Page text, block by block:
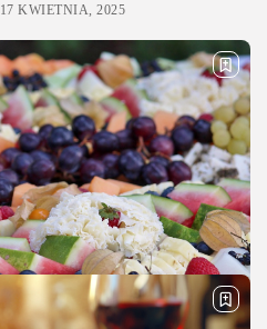
17 KWIETNIA, 2025